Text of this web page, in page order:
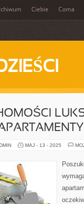
Ciebie Coma
MAJ - 13 - 2025